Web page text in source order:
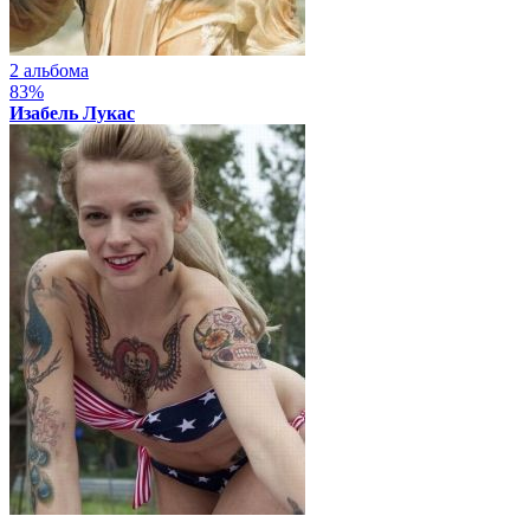
2 альбома
83%
Изабель Лукас